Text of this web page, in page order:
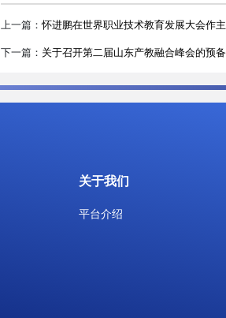
上一篇：怀进鹏在世界职业技术教育发展大会作
下一篇： 关于召开第二届山东产教融合峰会的预
关于我们
平台介绍